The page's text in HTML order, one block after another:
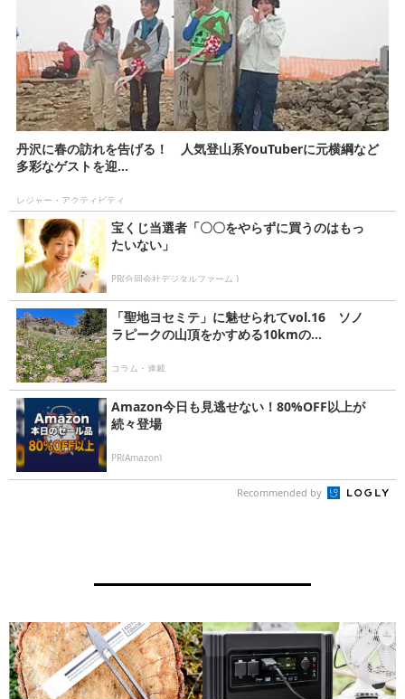
丹沢に春の訪れを告げる！ 人気登山系YouTuberに元横綱など
多彩なゲストを迎...
レジャー・アクティビティ
宝くじ当選者「〇〇をやらずに買うのはもっ
たいない」
PR(合同会社デジタルファーム )
「聖地ヨセミテ」に魅せられてvol.16 ソノ
ラピークの山頂をかすめる10kmの...
コラム・連載
Amazon今日も見逃せない！80%OFF以上が
続々登場
PR(Amazon)
Recommended by